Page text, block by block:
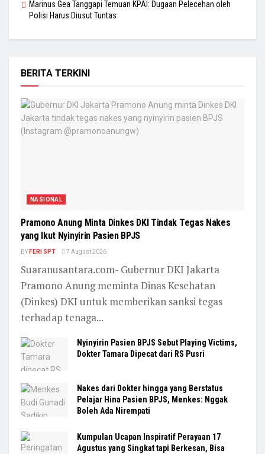
Marinus Gea Tanggapi Temuan KPAI: Dugaan Pelecehan oleh
Polisi Harus Diusut Tuntas
BERITA TERKINI
NASIONAL
Pramono Anung Minta Dinkes DKI Tindak Tegas Nakes
yang Ikut Nyinyirin Pasien BPJS
BY FERI SPT 7 August 2026
Suaranusantara.com- Gubernur DKI Jakarta
Pramono Anung meminta Dinas Kesehatan
(Dinkes) DKI untuk memberikan sanksi tegas
terhadap tenaga...
Nyinyirin Pasien BPJS Sebut Playing Victims,
Dokter Tamara Dipecat dari RS Pusri
Nakes dari Dokter hingga yang Berstatus
Pelajar Hina Pasien BPJS, Menkes: Nggak
Boleh Ada Nirempati
Kumpulan Ucapan Inspiratif Perayaan 17
Agustus yang Singkat tapi Berkesan, Bisa